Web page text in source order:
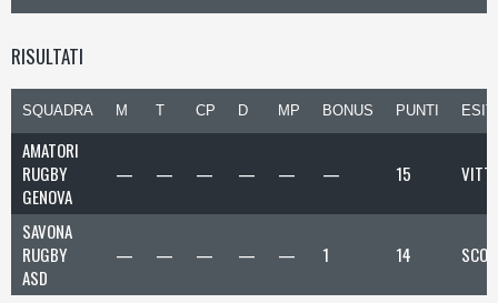
RISULTATI
SQUADRA M T CP D MP BONUS PUNTI
AMATORI
RUGBY
GENOVA
— — — — — — 15
SAVONA
RUGBY
ASD
— — — — — 1 14